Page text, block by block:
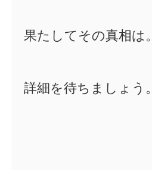
果たしてその真相は。
詳細を待ちましょう。